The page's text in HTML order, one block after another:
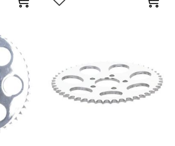
Lägg till i favoriter